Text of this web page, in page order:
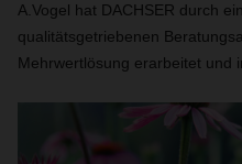
A.Vogel hat DACHSER durch
qualitätsgetriebenen
Mehrwertlösung erarbeitet und